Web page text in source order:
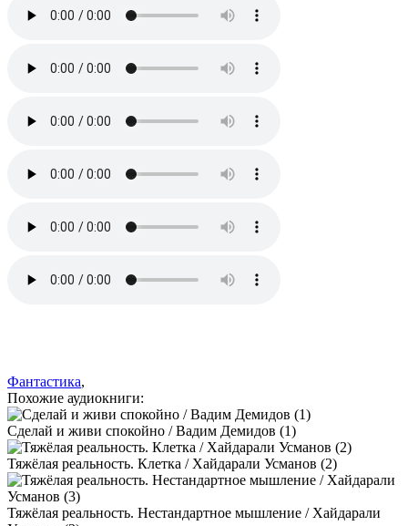
Фантастика,
Похожие аудиокниги:
Сделай и живи спокойно / Вадим Демидов (1)
Тяжёлая реальность. Клетка / Хайдарали Усманов (2)
Тяжёлая реальность. Нестандартное мышление / Хайдарали